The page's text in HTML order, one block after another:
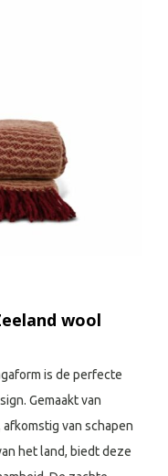
wool
is de perfecte
Gemaakt van
van schapen
het land, biedt deze